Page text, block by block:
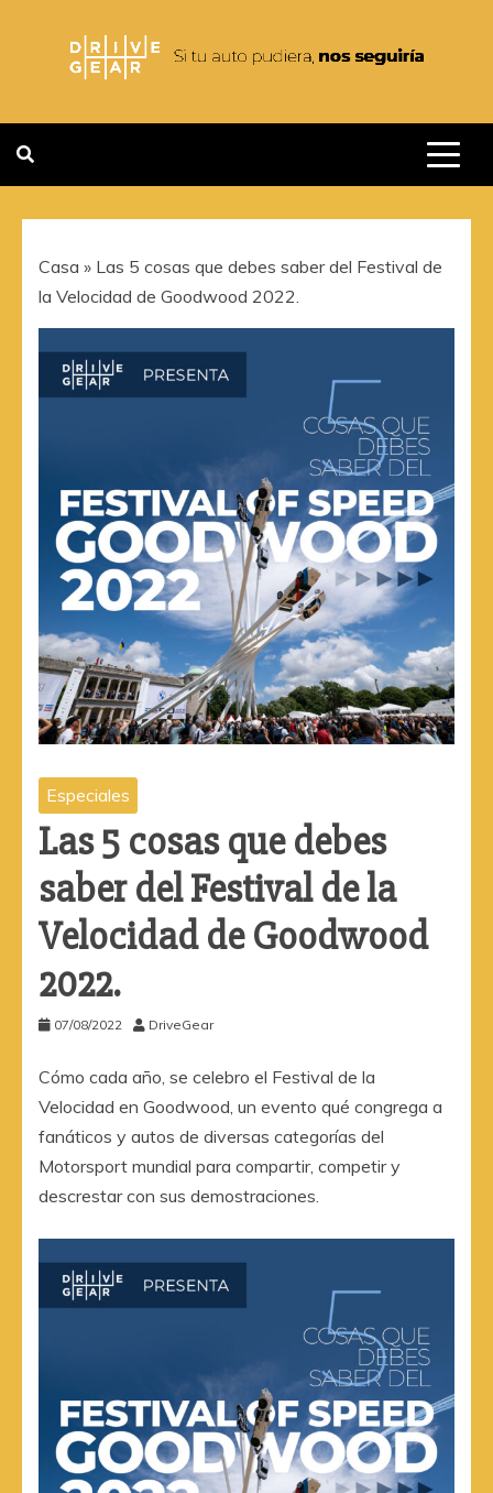
contenido
DRIVEGEAR
Casa » Las 5 cosas que debes saber del Festival de
la Velocidad de Goodwood 2022.
Especiales
Las 5 cosas que debes
saber del Festival de la
Velocidad de Goodwood
2022.
07/08/2022 DriveGear
Cómo cada año, se celebro el Festival de la
Velocidad en Goodwood, un evento qué congrega a
fanáticos y autos de diversas categorías del
Motorsport mundial para compartir, competir y
descrestar con sus demostraciones.